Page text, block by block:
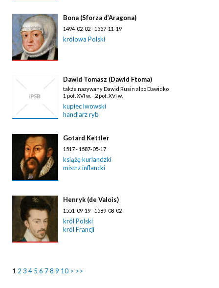
Bona (Sforza d’Aragona)
1494-02-02 - 1557-11-19
królowa Polski
Dawid Tomasz (Dawid Ftoma)
także nazywany Dawid Rusin albo Dawidko
1 poł. XVI w. - 2 poł. XVI w.
kupiec lwowski
handlarz ryb
Gotard Kettler
1517 - 1587-05-17
książę kurlandzki
mistrz inflancki
Henryk (de Valois)
1551-09-19 - 1589-08-02
król Polski
król Francji
1 2 3 4 5 6 78 9 10 > >>